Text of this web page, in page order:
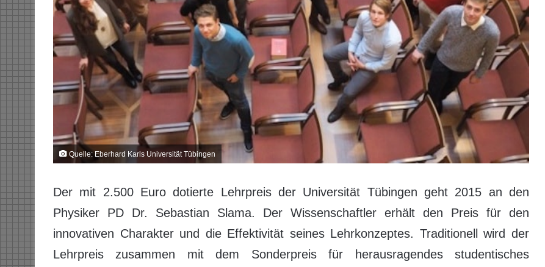
Quelle: Eberhard Karls Universität Tübingen
Der mit 2.500 Euro dotierte Lehrpreis der Universität Tübingen geht 2015 an den
Physiker PD Dr. Sebastian Slama. Der Wissenschaftler erhält den Preis für den
innovativen Charakter und die Effektivität seines Lehrkonzeptes. Traditionell wird der
Lehrpreis zusammen mit dem Sonderpreis für herausragendes studentisches